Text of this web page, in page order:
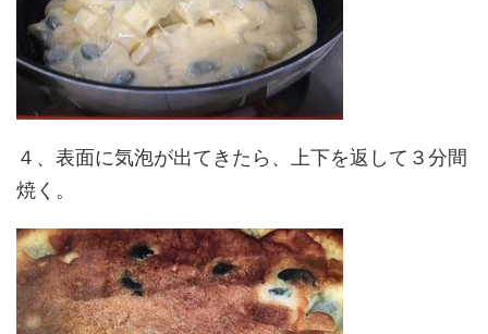
４、表面に気泡が出てきたら、上下を返して３分間
焼く。